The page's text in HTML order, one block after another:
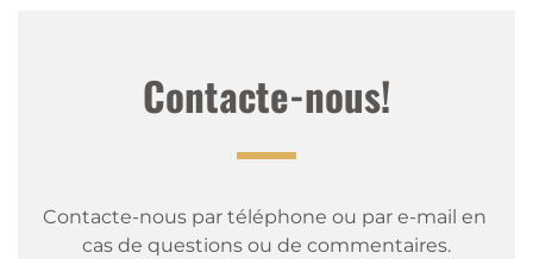
Contacte-nous!
Contacte-nous par téléphone ou par e-mail en
cas de questions ou de commentaires.